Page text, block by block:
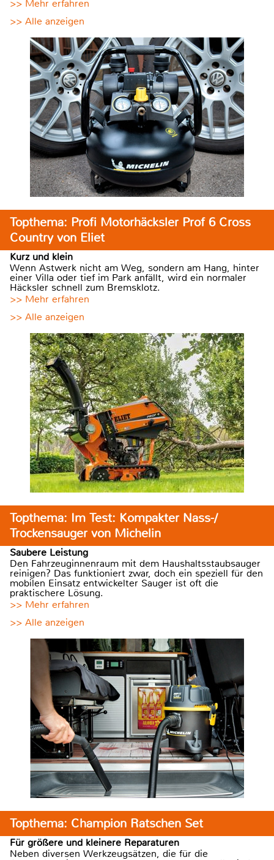
>> Mehr erfahren
>> Alle anzeigen
Topthema: Profi Motorhäcksler Prof 6 Cross
Country von Eliet
Kurz und klein
Wenn Astwerk nicht am Weg, sondern am Hang, hinter
einer Villa oder tief im Park anfällt, wird ein normaler
Häcksler schnell zum Bremsklotz.
>> Mehr erfahren
>> Alle anzeigen
Topthema: Im Test: Kompakter Nass-/
Trockensauger von Michelin
Saubere Leistung
Den Fahrzeuginnenraum mit dem Haushaltsstaubsauger
reinigen? Das funktioniert zwar, doch ein speziell für den
mobilen Einsatz entwickelter Sauger ist oft die
praktischere Lösung.
>> Mehr erfahren
>> Alle anzeigen
Topthema: Champion Ratschen Set
Für größere und kleinere Reparaturen
Neben diversen Werkzeugsätzen, die für die